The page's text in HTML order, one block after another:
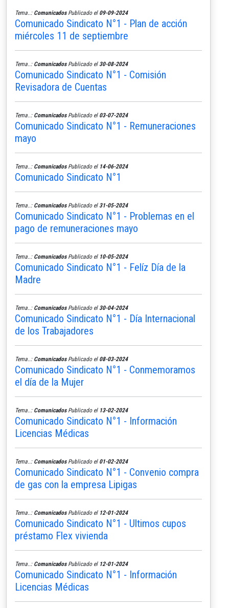
Tema..: ComunicadosPublicado el 09-09-2024
Comunicado Sindicato N°1 - Plan de acción
miércoles 11 de septiembre
Tema..: ComunicadosPublicado el 30-08-2024
Comunicado Sindicato N°1 - Comisión
Revisadora de Cuentas
Tema..: ComunicadosPublicado el 03-07-2024
Comunicado Sindicato N°1 - Remuneraciones
mayo
Tema..: ComunicadosPublicado el 14-06-2024
Comunicado Sindicato N°1
Tema..: ComunicadosPublicado el 31-05-2024
Comunicado Sindicato N°1 - Problemas en el
pago de remuneraciones mayo
Tema..: ComunicadosPublicado el 10-05-2024
Comunicado Sindicato N°1 - Felíz Día de la
Madre
Tema..: ComunicadosPublicado el 30-04-2024
Comunicado Sindicato N°1 - Día Internacional
de los Trabajadores
Tema..: ComunicadosPublicado el 08-03-2024
Comunicado Sindicato N°1 - Conmemoramos
el día de la Mujer
Tema..: ComunicadosPublicado el 13-02-2024
Comunicado Sindicato N°1 - Información
Licencias Médicas
Tema..: ComunicadosPublicado el 01-02-2024
Comunicado Sindicato N°1 - Convenio compra
de gas con la empresa Lipigas
Tema..: ComunicadosPublicado el 12-01-2024
Comunicado Sindicato N°1 - Ultimos cupos
préstamo Flex vivienda
Tema..: ComunicadosPublicado el 12-01-2024
Comunicado Sindicato N°1 - Información
Licencias Médicas